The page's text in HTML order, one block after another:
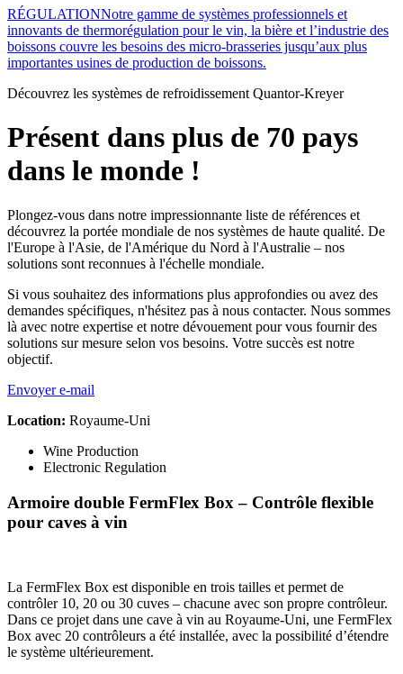
RÉGULATIONNotre gamme de systèmes professionnels et
innovants de thermorégulation pour le vin, la bière et l’industrie des
boissons couvre les besoins des micro-brasseries jusqu’aux plus
importantes usines de production de boissons.
Découvrez les systèmes de refroidissement Quantor-Kreyer
Présent dans plus de 70 pays
dans le monde !
Plongez-vous dans notre impressionnante liste de références et
découvrez la portée mondiale de nos systèmes de haute qualité. De
l'Europe à l'Asie, de l'Amérique du Nord à l'Australie – nos
solutions sont reconnues à l'échelle mondiale.
Si vous souhaitez des informations plus approfondies ou avez des
demandes spécifiques, n'hésitez pas à nous contacter. Nous sommes
là avec notre expertise et notre dévouement pour vous fournir des
solutions sur mesure selon vos besoins. Votre succès est notre
objectif.
Envoyer e-mail
Location: Royaume-Uni
Wine Production
Electronic Regulation
Armoire double FermFlex Box – Contrôle flexible
pour caves à vin
La FermFlex Box est disponible en trois tailles et permet de
contrôler 10, 20 ou 30 cuves – chacune avec son propre contrôleur.
Dans ce projet dans une cave à vin au Royaume-Uni, une FermFlex
Box avec 20 contrôleurs a été installée, avec la possibilité d’étendre
le système ultérieurement.